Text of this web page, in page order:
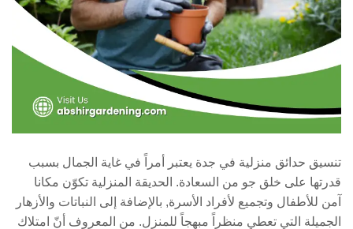
تنسيق حدائق منزلية في جدة يعتبر أمراً في غاية الجمال بسبب
قدرتها على خلق جو من السعادة. الحديقة المنزلية تكوّن مكانا
آمن للأطفال وتجميع لأفراد الأسرة, بالإضافة إلى النباتات والأزهار
الجميلة التي تعطي منظراً مبهجاً للمنزل. من المعروف أنّ امتلاك